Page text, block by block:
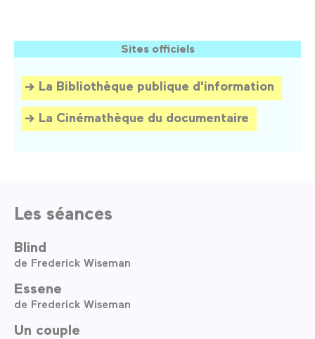
Sites officiels
La Bibliothèque publique d'information
La Cinémathèque du documentaire
Les séances
Blind
de Frederick Wiseman
Essene
de Frederick Wiseman
Un couple